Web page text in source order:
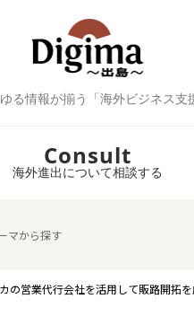
る情報が揃う「海外ビジネス支
Consult
海外進出について相談する
マから探す
の営業代行会社を活用して販路開拓